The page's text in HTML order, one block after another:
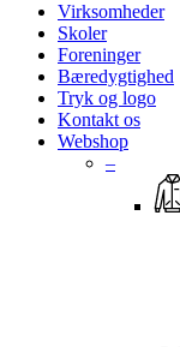
Virksomheder
Skoler
Foreninger
Bæredygtighed
Tryk og logo
Kontakt os
Webshop
–